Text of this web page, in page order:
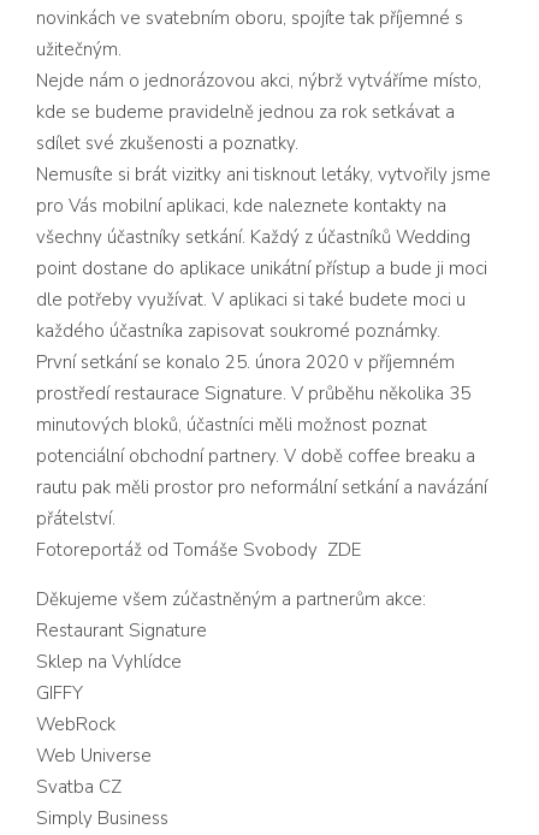
novinkách ve svatebním oboru, spojíte tak příjemné s
užitečným.
Nejde nám o jednorázovou akci, nýbrž vytváříme místo,
kde se budeme pravidelně jednou za rok setkávat a
sdílet své zkušenosti a poznatky.
Nemusíte si brát vizitky ani tisknout letáky, vytvořily jsme
pro Vás mobilní aplikaci, kde naleznete kontakty na
všechny účastníky setkání. Každý z účastníků Wedding
point dostane do aplikace unikátní přístup a bude ji moci
dle potřeby využívat. V aplikaci si také budete moci u
každého účastníka zapisovat soukromé poznámky.
První setkání se konalo 25. února 2020 v příjemném
prostředí restaurace Signature. V průběhu několika 35
minutových bloků, účastníci měli možnost poznat
potenciální obchodní partnery. V době coffee breaku a
rautu pak měli prostor pro neformální setkání a navázání
přátelství.
Fotoreportáž od Tomáše Svobody ZDE
Děkujeme všem zúčastněným a partnerům akce:
Restaurant Signature
Sklep na Vyhlídce
GIFFY
WebRock
Web Universe
Svatba CZ
Simply Business